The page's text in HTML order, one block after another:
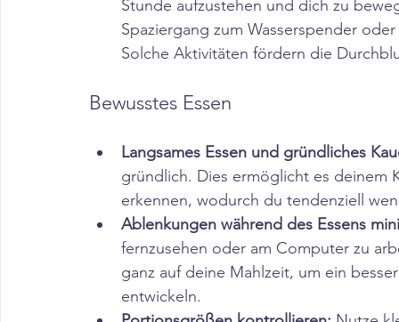
Stunde aufzustehen und dich zu
Spaziergang zum Wasserspender
Solche Aktivitäten fördern die
Bewusstes Essen
Langsames Essen und gründliches
gründlich. Dies ermöglicht es deinem
erkennen, wodurch du tendenziell
Ablenkungen während des Essens
fernzusehen oder am Computer zu
ganz auf deine Mahlzeit, um ein
entwickeln.​